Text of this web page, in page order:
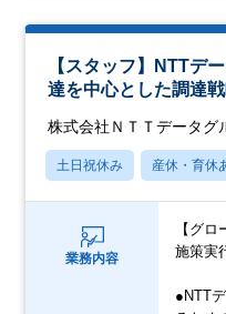
【スタッフ】NTTデ
達を中心とした調達
株式会社ＮＴＴデータグ
土日祝休み 産休・育休
業務内容
【グ
施策実
●NTT